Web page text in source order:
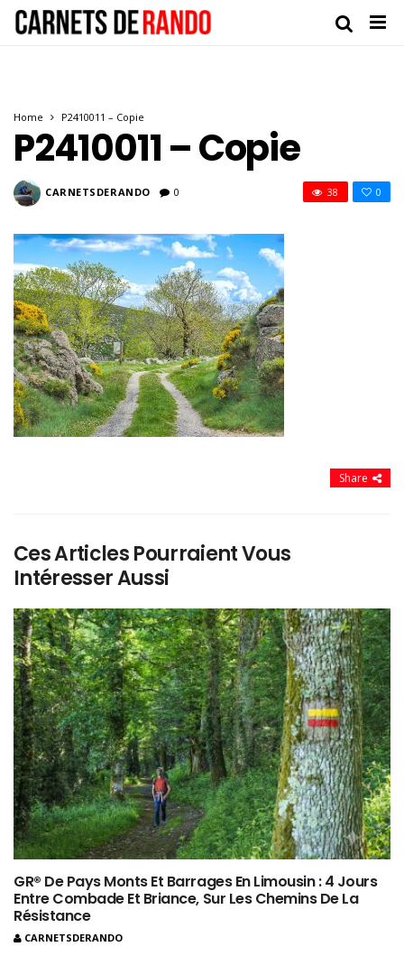
Home P2410011 – Copie
P2410011 – Copie
CARNETSDERANDO 0 0
38
Share
Ces Articles Pourraient Vous
Intéresser Aussi
GR® De Pays Monts Et Barrages En Limousin : 4 Jours
Entre Combade Et Briance, Sur Les Chemins De La
Résistance
CARNETSDERANDO